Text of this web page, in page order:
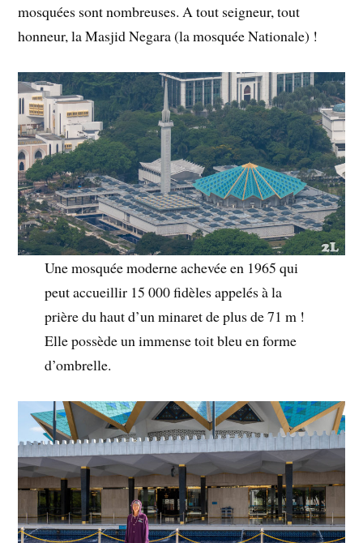
mosquées sont nombreuses. A tout seigneur, tout
honneur, la Masjid Negara (la mosquée Nationale) !
Une mosquée moderne achevée en 1965 qui
peut accueillir 15 000 fidèles appelés à la
prière du haut d’un minaret de plus de 71 m !
Elle possède un immense toit bleu en forme
d’ombrelle.